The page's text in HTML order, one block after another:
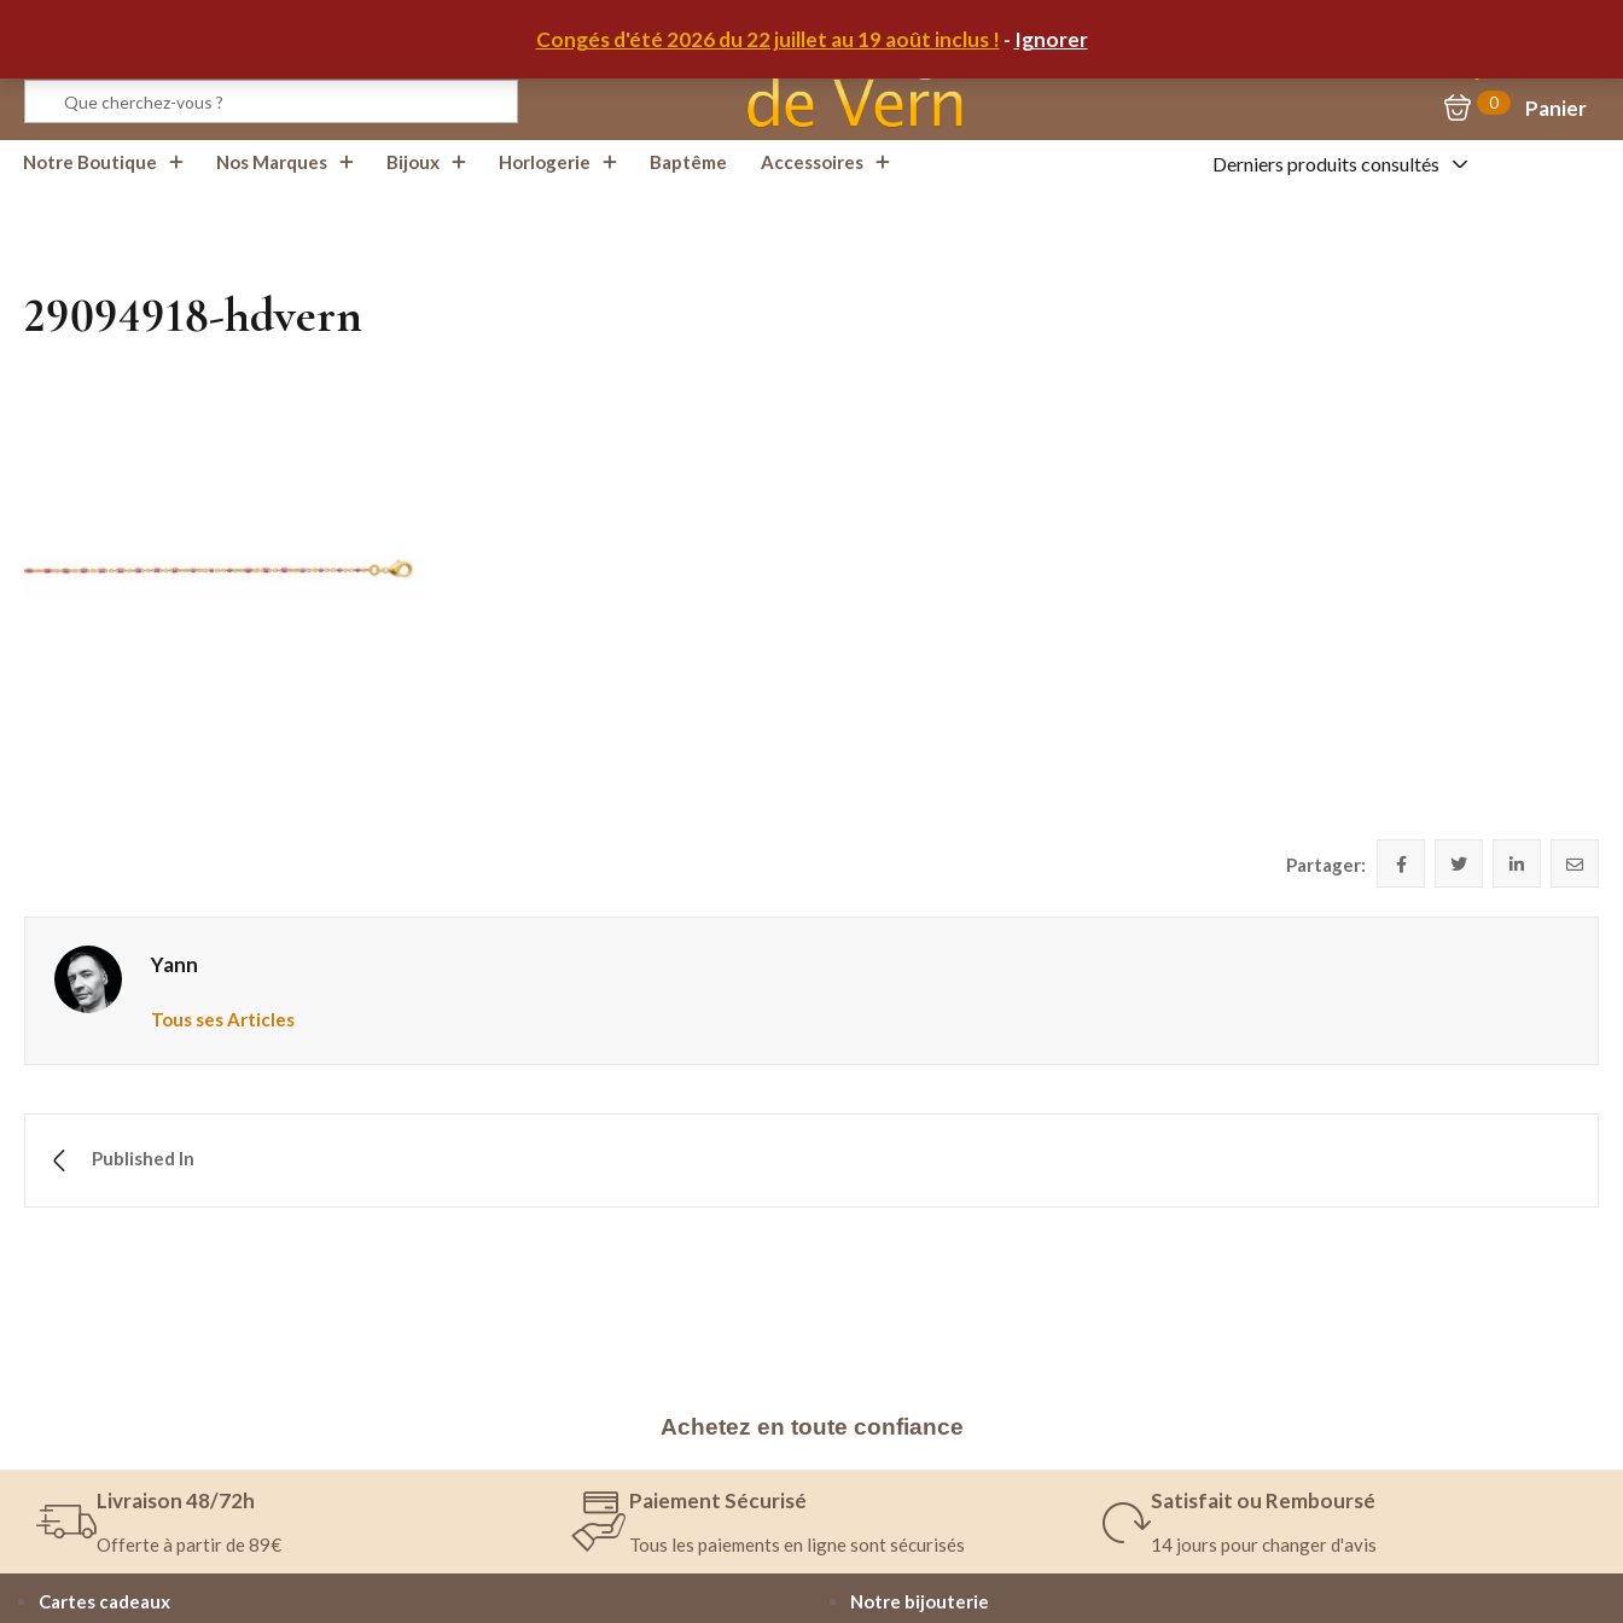
Congés d'été 2026 du 22 juillet au 19 août inclus ! - Ignorer
0 Panier
Notre Boutique Nos Marques Bijoux Horlogerie Baptême Accessoires Derniers produits consultés
29094918-hdvern
Partager:
Yann
Tous ses Articles
Published In
Achetez en toute confiance
Livraison 48/72h
Offerte à partir de 89€
Paiement Sécurisé
Tous les paiements en ligne sont sécurisés
Satisfait ou Remboursé
14 jours pour changer d'avis
Cartes cadeaux Notre bijouterie